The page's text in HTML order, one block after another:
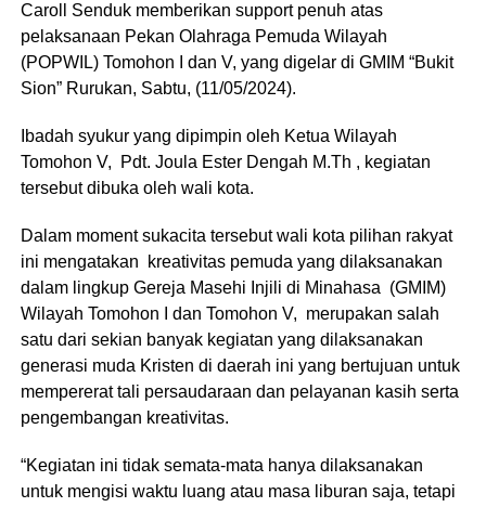
Caroll Senduk memberikan support penuh atas
pelaksanaan Pekan Olahraga Pemuda Wilayah
(POPWIL) Tomohon I dan V, yang digelar di GMIM “Bukit
Sion” Rurukan, Sabtu, (11/05/2024).
Ibadah syukur yang dipimpin oleh Ketua Wilayah
Tomohon V, Pdt. Joula Ester Dengah M.Th , kegiatan
tersebut dibuka oleh wali kota.
Dalam moment sukacita tersebut wali kota pilihan rakyat
ini mengatakan kreativitas pemuda yang dilaksanakan
dalam lingkup Gereja Masehi Injili di Minahasa (GMIM)
Wilayah Tomohon I dan Tomohon V, merupakan salah
satu dari sekian banyak kegiatan yang dilaksanakan
generasi muda Kristen di daerah ini yang bertujuan untuk
mempererat tali persaudaraan dan pelayanan kasih serta
pengembangan kreativitas.
“Kegiatan ini tidak semata-mata hanya dilaksanakan
untuk mengisi waktu luang atau masa liburan saja, tetapi